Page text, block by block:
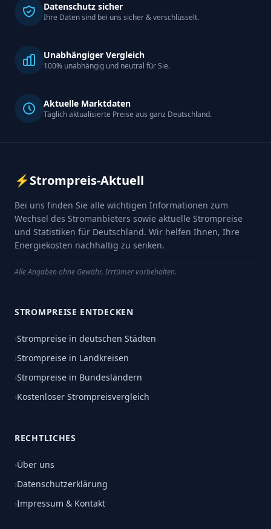
Datenschutz sicher
Ihre Daten sind bei uns sicher & verschlüsselt.
Unabhängiger Vergleich
100% unabhängig und neutral für Sie.
Aktuelle Marktdaten
Täglich aktualisierte Preise aus ganz Deutschland.
⚡Strompreis-Aktuell
Bei uns finden Sie alle wichtigen Informationen zum
Wechsel des Stromanbieters sowie aktuelle Strompreise
und Statistiken für Deutschland. Wir helfen Ihnen, Ihre
Energiekosten nachhaltig zu senken.
Alle Angaben ohne Gewähr. Irrtümer vorbehalten.
STROMPREISE ENTDECKEN
›Strompreise in deutschen Städten
›Strompreise in Landkreisen
›Strompreise in Bundesländern
›Kostenloser Strompreisvergleich
RECHTLICHES
›Über uns
›Datenschutzerklärung
›Impressum & Kontakt